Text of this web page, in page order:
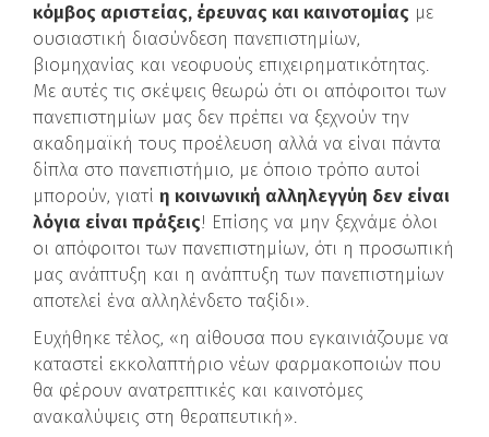
κόμβος αριστείας, έρευνας και καινοτομίας με
ουσιαστική διασύνδεση πανεπιστημίων,
βιομηχανίας και νεοφυούς επιχειρηματικότητας.
Με αυτές τις σκέψεις θεωρώ ότι οι απόφοιτοι των
πανεπιστημίων μας δεν πρέπει να ξεχνούν την
ακαδημαϊκή τους προέλευση αλλά να είναι πάντα
δίπλα στο πανεπιστήμιο, με όποιο τρόπο αυτοί
μπορούν, γιατί η κοινωνική αλληλεγγύη δεν είναι
λόγια είναι πράξεις! Επίσης να μην ξεχνάμε όλοι
οι απόφοιτοι των πανεπιστημίων, ότι η προσωπική
μας ανάπτυξη και η ανάπτυξη των πανεπιστημίων
αποτελεί ένα αλληλένδετο ταξίδι».
Ευχήθηκε τέλος, «η αίθουσα που εγκαινιάζουμε να
καταστεί εκκολαπτήριο νέων φαρμακοποιών που
θα φέρουν ανατρεπτικές και καινοτόμες
ανακαλύψεις στη θεραπευτική».